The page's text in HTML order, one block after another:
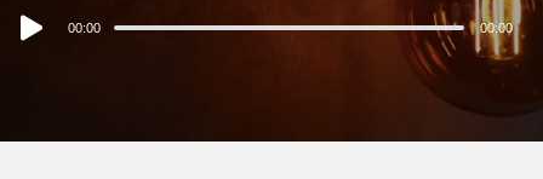
Audio
00:00 00:00